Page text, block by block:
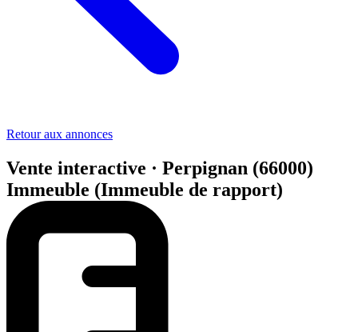
Retour aux annonces
Vente interactive · Perpignan (66000)
Immeuble (Immeuble de rapport)